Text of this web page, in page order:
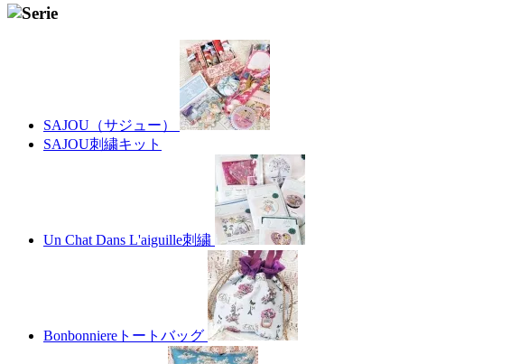
SAJOU（サジュー）
SAJOU刺繍キット
Un Chat Dans L'aiguille刺繍
Bonbonniereトートバッグ